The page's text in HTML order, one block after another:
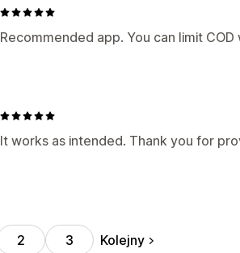
Recommended app. You can limit
It works as intended. Thank you for
2 3 Kolejny